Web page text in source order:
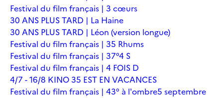
Festival du film français | 3 cœurs
30 ANS PLUS TARD | La Haine
30 ANS PLUS TARD | Léon (version longue)
Festival du film français | 35 Rhums
Festival du film français | 37°4 S
Festival du film français | 4 FOIS D
4/7 - 16/8 KINO 35 EST EN VACANCES
Festival du film français | 43° à l'ombre5 septembre